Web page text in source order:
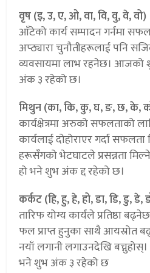
वृष (इ, उ, ए, ओ, वा, वि, वु, वे, वो)
आँटेको कार्य सम्पादन गर्नमा
अप्ठ्यारा चुनौतीहरूलाई पनि
व्यवसायमा लाभ रहनेछ। आजको
अंक ३ रहेको छ।
मिथुन (का, कि, कु, घ, ङ, छ, के,
कार्यक्षेत्रमा अरुको सफलताको
कार्यलाई दोहोराएर गर्दा
हरूसँगको भेटघाटले प्रसन्नता
हो भने शुभ अंक द्द रहेको छ।
कर्कट (हि, हु, हे, हो, डा, डि, डु, डे,
तारिफ योग्य कार्यले प्रतिष्ठा
फल प्राप्त हुनुका साथै आयस्रोत
नयाँ लगानी लगाउनदेखि
भने शुभ अंक ३ रहेको छ